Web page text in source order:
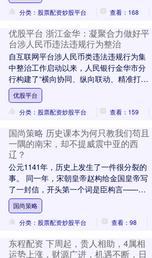
分类：股票配资炒股平台
查看：168
优股平台 浙江金华：凝聚合力做好平
台涉人民币违法违规行为整治
自互联网平台涉人民币类违法违规行为集
中整治工作启动以来，人民银行金华市分
行构建了“横向协同、纵向联动、精准打
击”的立体化治理模式，扎实推进整治各项
工作。2025....
优股平台
分类：股票配资炒股平台
查看：159
国尚策略 历史课本为何只教我们苟且
一隅的南宋，却不提威震中亚的西
辽？
公元1141年，历史上发生了一件很分裂的
事。 同一年，宋朝皇帝赵构给金国皇帝写
了一封信，开头第一个词是臣构言——
我，你的臣子赵构，说几句话。随信一起
送去的，还有....
国尚策略
分类：股票配资炒股平台
查看：98
东程配资 下周起，贵人相助，4属相
运势上涨，财源广进，机遇不断，日